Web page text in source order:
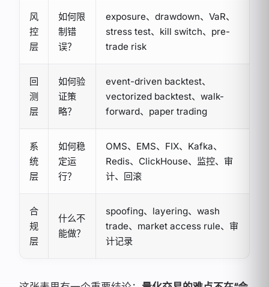
风
控
层
如何限
制错
误？
exposure、drawdown、VaR、
stress test、kill switch、pre-
trade risk
回
测
层
如何验
证策
略？
event-driven backtest、
vectorized backtest、walk-
forward、paper trading
系
统
层
如何稳
定运
行？
OMS、EMS、FIX、Kafka、
Redis、ClickHouse、监控、审
计、回滚
合
规
层
什么不
能做？
spoofing、layering、wash
trade、market access rule、审
计记录